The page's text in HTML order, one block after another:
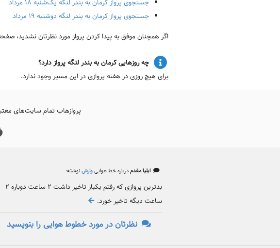
جستجوی پرواز کرمان به بندر لنگه یک‌شنبه ۱۸ مرداد
جستجوی پرواز کرمان به بندر لنگه دوشنبه ۱۹ مرداد
اگر همچنان موفق به پیدا کردن پرواز مورد نظرتان نشدید،
چه روزهایی کرمان به بندر لنگه پرواز دارد؟
برای هیچ روزی در هفته پروازی در این مسیر وجود ندارد.
پروازهاب تمام سایت‌های
ایلیا مقدمدرباره خط هواییوارشنوشته:
بدترین پروازی که رفتم یکبار تاخیر داشت ۲ ساعت دوباره ۲
ساعت دیگه تاخیر خورد.
نظرتان در مورد خطوط هوایی را بنویسید